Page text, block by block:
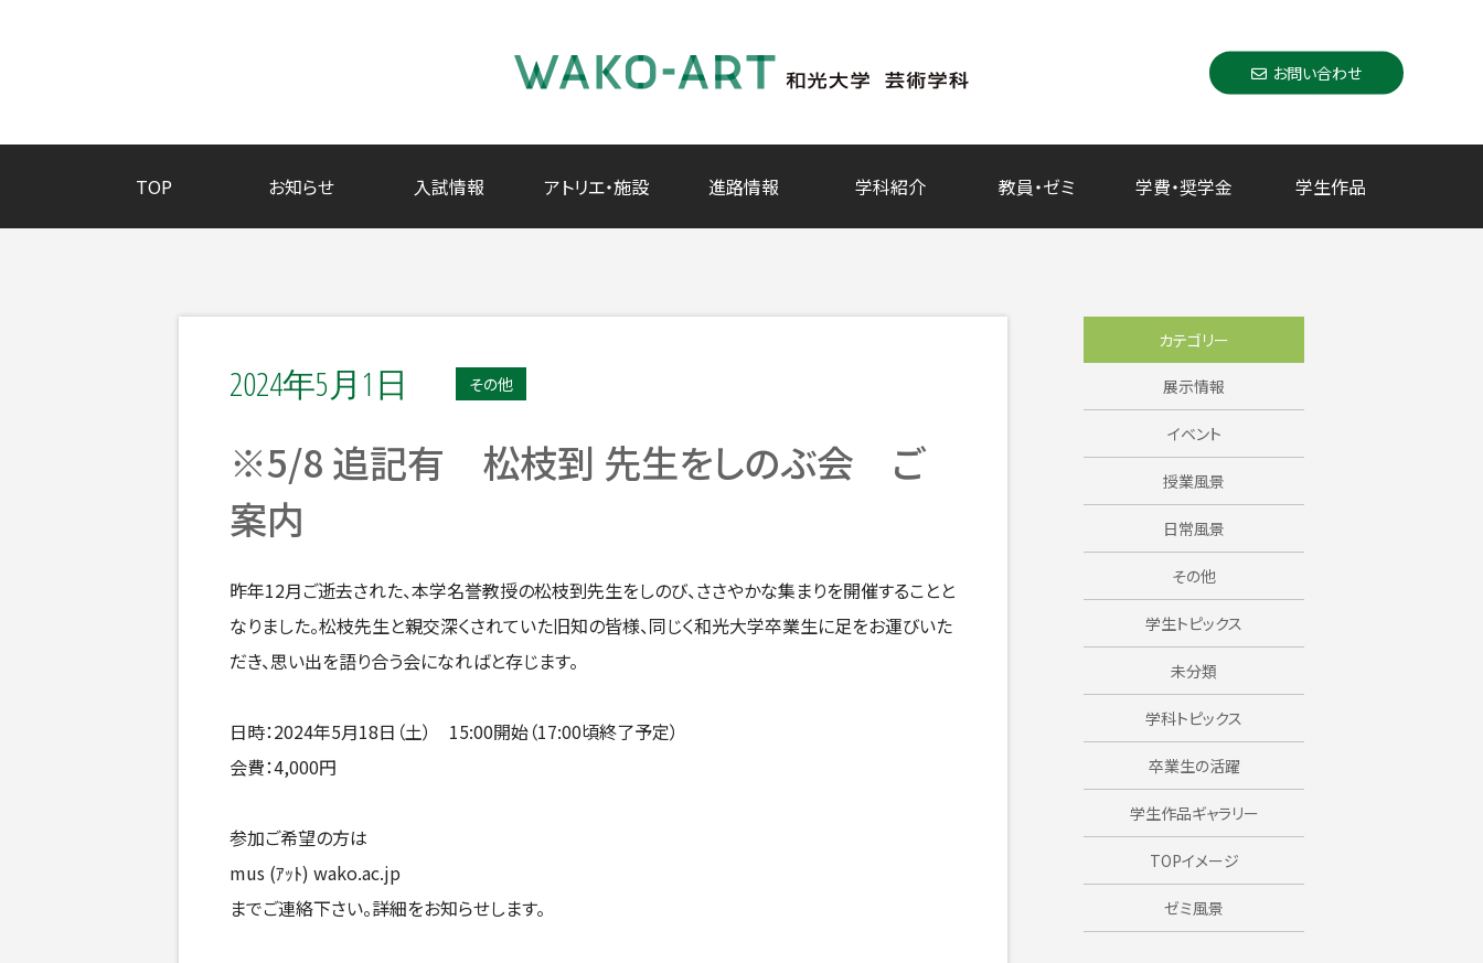
お問い合わせ
TOP お知らせ 入試情報 アトリエ・施設 進路情報 学科紹介 教員・ゼミ 学費・奨学金 学生作品
2024年5月1日 その他
※5/8 追記有 松枝到 先生をしのぶ会 ご
案内
昨年12月ご逝去された、本学名誉教授の松枝到先生をしのび、ささやかな集まりを開催することと
なりました。松枝先生と親交深くされていた旧知の皆様、同じく和光大学卒業生に足をお運びいた
だき、思い出を語り合う会になればと存じます。
日時：2024年5月18日（土） 15:00開始（17:00頃終了予定）
会費：4,000円
参加ご希望の方は
mus (ｱｯﾄ) wako.ac.jp
までご連絡下さい。詳細をお知らせします。
カテゴリー
展示情報
イベント
授業風景
日常風景
その他
学生トピックス
未分類
学科トピックス
卒業生の活躍
学生作品ギャラリー
TOPイメージ
ゼミ風景